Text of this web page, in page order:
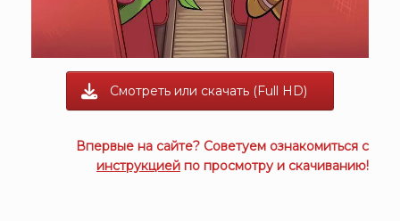
Смотреть или скачать (Full HD)
Впервые на сайте? Советуем ознакомиться с
инструкцией по просмотру и скачиванию!